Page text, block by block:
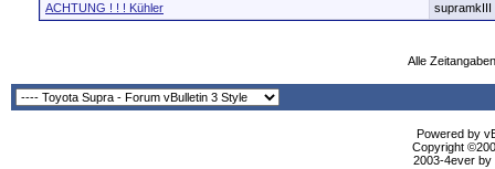
ACHTUNG ! ! ! Kühler supramkIII
Alle
Powered by
Copyright
2003-4ever by